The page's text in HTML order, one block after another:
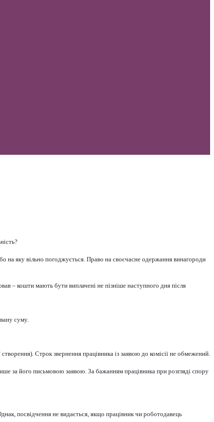
на яку вільно погоджується. Право на своєчасне одержання винагороди
– кошти мають бути виплачені не пізніше наступного дня після
суму.
Строк звернення працівника із заявою до комісії не обмежений.
за його письмовою заявою. За бажанням працівника при розгляді спору
посвідчення не видається, якщо працівник чи роботодавець